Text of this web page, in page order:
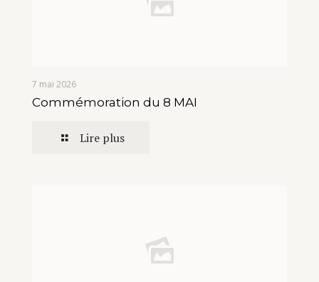
7 mai 2026
Commémoration du 8 MAI
Lire plus